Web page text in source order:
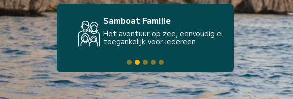
Samboat Familie
Het avontuur op zee, eenvoudig en
toegankelijk voor iedereen